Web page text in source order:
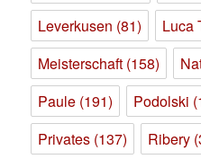
Leverkusen (81) Luca
Meisterschaft (158)
Paule (191) Podolski
Privates (137) Ribery